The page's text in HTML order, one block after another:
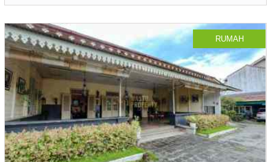
RUMAH